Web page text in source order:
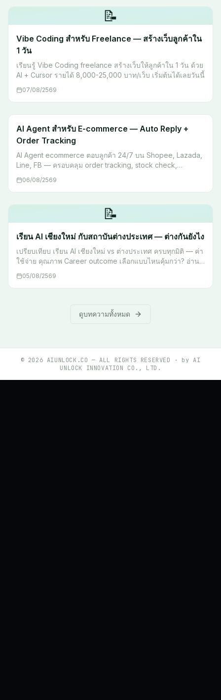
📝
Vibe Coding สำหรับ Freelance — สร้างเว็บลูกค้าใน
1 วัน
เรียนรู้ Vibe Coding freelance สร้างเว็บให้ลูกค้าใน 1 วัน ด้วย
AI + Cursor รายได้ 8,000-25,000 บาท/เว็บ เริ่มต้นได้เลยวันนี้
07/08/2569
AI Agent สำหรับ E-commerce — Auto Reply +
Order Tracking
AI Agent ecommerce ตอบลูกค้า 24/7 บน Shopee, Lazada,
Line, FB — ครอบคลุม order tracking, stock check,
06/08/2569
📝
เรียน AI เชียงใหม่ กับสถาบันต่างประเทศ — ต่างกันยังไง
เปรียบเทียบ เรียน AI เชียงใหม่ vs ต่างประเทศ ครบทุกมิติ — ค่า
ใช้จ่าย คุณภาพ Career outcome เลือกแบบไหนคุ้มกว่า? อ่าน
05/08/2569
ดูบทความทั้งหมด
© 2026 AIUNLOCK.CO — ALL RIGHTS RESERVED · by AI
UNLOCK INNOVATION CO., LTD.